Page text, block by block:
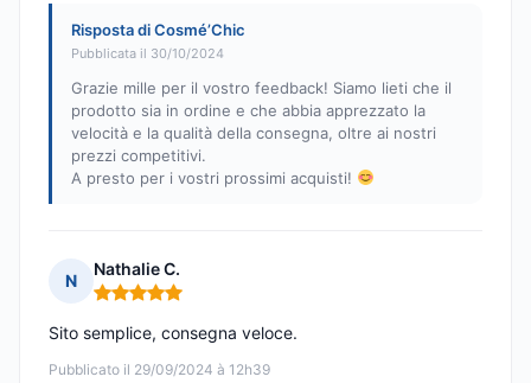
Risposta di Cosmé’Chic
Pubblicata il 30/10/2024
Grazie mille per il vostro feedback! Siamo lieti che il
prodotto sia in ordine e che abbia apprezzato la
velocità e la qualità della consegna, oltre ai nostri
prezzi competitivi.
A presto per i vostri prossimi acquisti!
N
Nathalie C.
Nota: 5 su 5
Pubblicato il 29/09/2024 à 12h39
Sito semplice, consegna veloce.